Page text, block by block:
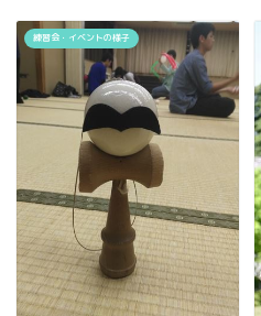
練習会・イベントの様子